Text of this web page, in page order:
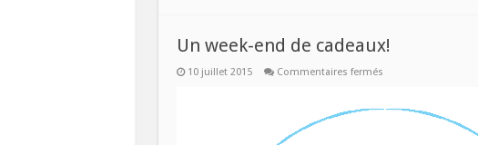
Un week-end de cadeaux!
10 juillet 2015 Commentaires ferméssur
end